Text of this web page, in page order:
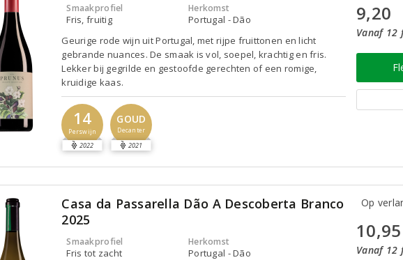
Smaakprofiel
Fris, fruitig
Herkomst
Portugal - Dão
Geurige rode wijn uit Portugal, met rijpe fruittonen en licht
gebrande nuances. De smaak is vol, soepel, krachtig en fris.
Lekker bij gegrilde en gestoofde gerechten of een romige,
kruidige kaas.
14
Perswijn
2022
GOUD
Decanter
2021
9,20
Vanaf 12
Casa da Passarella Dão A Descoberta Branco
2025
Smaakprofiel
Fris tot zacht
Herkomst
Portugal - Dão
Op
10,95
Vanaf 12